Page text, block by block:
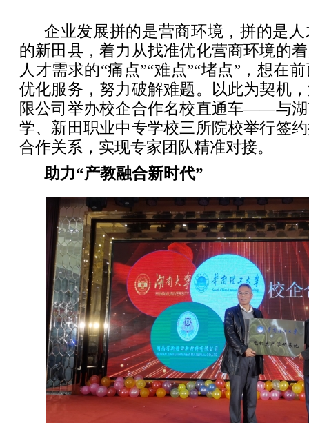
企业发展拼的是营商环境，拼的是
的新田县，着力从找准优化营商环境的
人才需求的“痛点”“难点”“堵点”，想在
优化服务，努力破解难题。以此为契机
限公司举办校企合作名校直通车——与
学、新田职业中专学校三所院校举行签
合作关系，实现专家团队精准对接。
助力“产教融合新时代”